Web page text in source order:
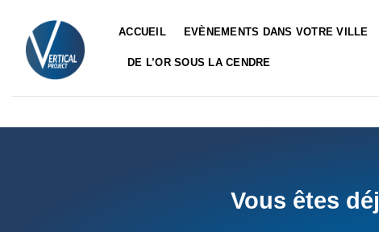
contenu
ACCUEIL EVÈNEMENTS DANS VOTRE VILLE
DE L’OR SOUS LA CENDRE
Vous êtes